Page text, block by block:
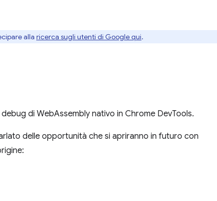
alla ricerca sugli utenti di Google qui.
di WebAssembly nativo in Chrome DevTools.
delle opportunità che si apriranno in futuro con